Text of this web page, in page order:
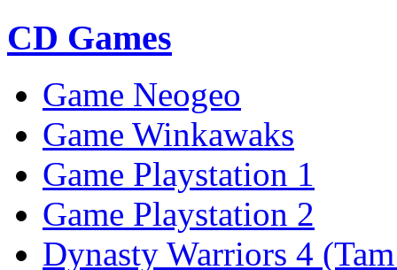
CD Games
Game Neogeo
Game Winkawaks
Game Playstation 1
Game Playstation 2
Dynasty Warriors 4